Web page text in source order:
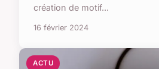
création de motif...
16 février 2024
ACTU